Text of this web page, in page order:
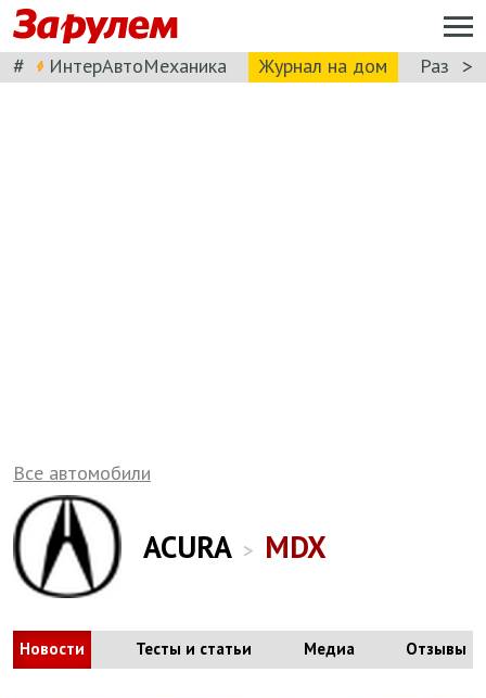
# ИнтерАвтоМеханика Журнал на дом >
Все автомобили
ACURA > MDX
Новости Тесты и статьи Медиа Отзывы